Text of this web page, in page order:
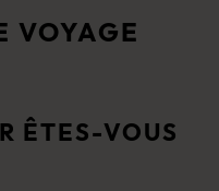
VOYAGE
ÊTES-VOUS